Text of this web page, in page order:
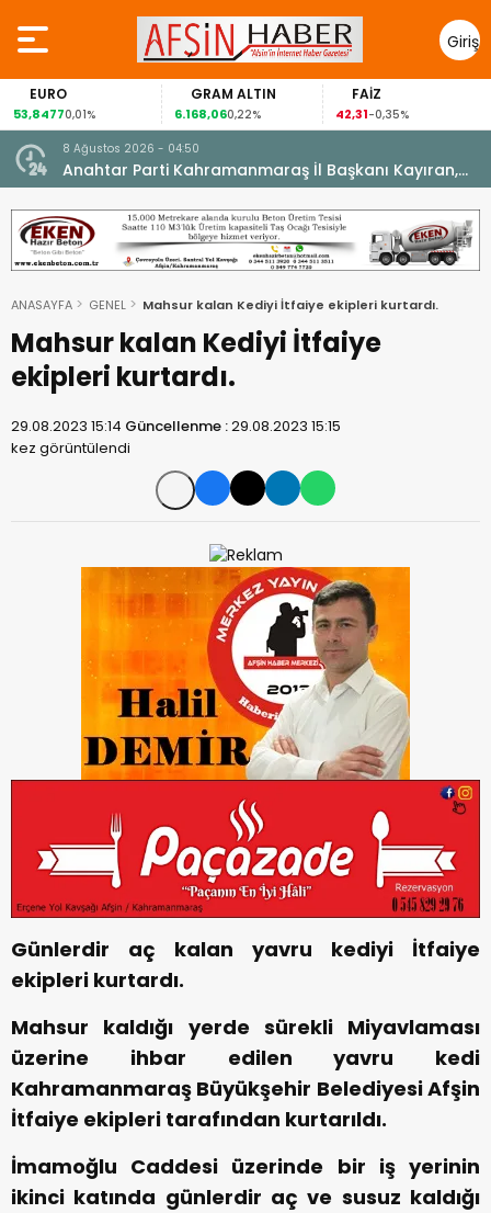
Giriş
Yap
EURO
53,84770,01%
GRAM ALTIN
6.168,060,22%
FAİZ
42,31-0,35%
8 Ağustos 2026 - 04:50
Anahtar Parti Kahramanmaraş İl Başkanı Kayıran,
Afşin Teşkilatı ile buluştu.
ANASAYFA GENEL Mahsur kalan Kediyi İtfaiye ekipleri kurtardı.
Mahsur kalan Kediyi İtfaiye
ekipleri kurtardı.
29.08.2023 15:14 Güncellenme :29.08.2023 15:15
kez görüntülendi
Günlerdir aç kalan yavru kediyi İtfaiye
ekipleri kurtardı.
Mahsur kaldığı yerde sürekli Miyavlaması
üzerine ihbar edilen yavru kedi
Kahramanmaraş Büyükşehir Belediyesi Afşin
İtfaiye ekipleri tarafından kurtarıldı.
İmamoğlu Caddesi üzerinde bir iş yerinin
ikinci katında günlerdir aç ve susuz kaldığı